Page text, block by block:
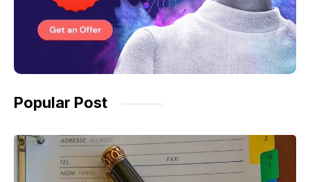
Popular Post